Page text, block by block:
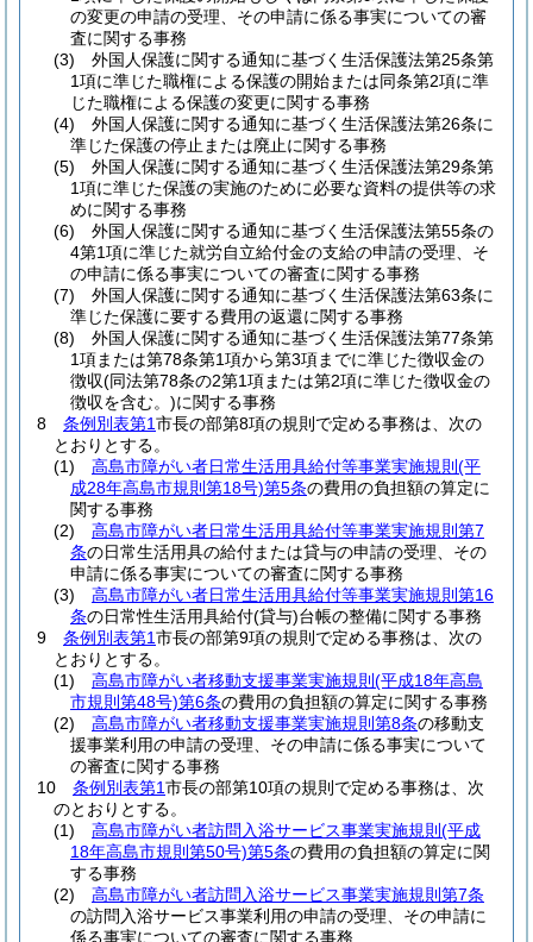
の変更の申請の受理、その申請に係る事実についての審
査に関する事務
(3)
外国人保護に関する通知に基づく生活保護法第25条第
1項に準じた職権による保護の開始または同条第2項に準
じた職権による保護の変更に関する事務
(4)
外国人保護に関する通知に基づく生活保護法第26条に
準じた保護の停止または廃止に関する事務
(5)
外国人保護に関する通知に基づく生活保護法第29条第
1項に準じた保護の実施のために必要な資料の提供等の求
めに関する事務
(6)
外国人保護に関する通知に基づく生活保護法第55条の
4第1項に準じた就労自立給付金の支給の申請の受理、そ
の申請に係る事実についての審査に関する事務
(7)
外国人保護に関する通知に基づく生活保護法第63条に
準じた保護に要する費用の返還に関する事務
(8)
外国人保護に関する通知に基づく生活保護法第77条第
1項または第78条第1項から第3項までに準じた徴収金の
徴収(同法第78条の2第1項または第2項に準じた徴収金の
徴収を含む。)に関する事務
8
条例別表第1市長の部第8項の規則で定める事務は、次の
とおりとする。
(1)
高島市障がい者日常生活用具給付等事業実施規則 (平
成28年高島市規則第18号)第5条の費用の負担額の算定に
関する事務
(2)
高島市障がい者日常生活用具給付等事業実施規則第7
条の日常生活用具の給付または貸与の申請の受理、その
申請に係る事実についての審査に関する事務
(3)
高島市障がい者日常生活用具給付等事業実施規則第16
条の日常性生活用具給付(貸与)台帳の整備に関する事務
9
条例別表第1市長の部第9項の規則で定める事務は、次の
とおりとする。
(1)
高島市障がい者移動支援事業実施規則 (平成18年高島
市規則第48号)第6条の費用の負担額の算定に関する事務
(2)
高島市障がい者移動支援事業実施規則第8条の移動支
援事業利用の申請の受理、その申請に係る事実について
の審査に関する事務
10
条例別表第1市長の部第10項の規則で定める事務は、次
のとおりとする。
(1)
高島市障がい者訪問入浴サービス事業実施規則 (平成
18年高島市規則第50号)第5条の費用の負担額の算定に関
する事務
(2)
高島市障がい者訪問入浴サービス事業実施規則第7条
の訪問入浴サービス事業利用の申請の受理、その申請に
係る事実についての審査に関する事務